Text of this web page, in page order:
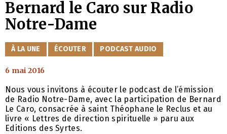
Bernard le Caro sur Radio
Notre-Dame
CATÉGORIES
À LA UNE ÉCOUTER PODCAST AUDIO
6 mai 2016
Nous vous invitons à écouter le podcast de l’émission
de Radio Notre-Dame, avec la participation de Bernard
Le Caro, consacrée à saint Théophane le Reclus et au
livre « Lettres de direction spirituelle » paru aux
Editions des Syrtes.